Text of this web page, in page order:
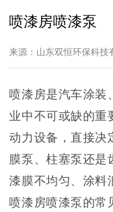
喷漆房喷漆泵
来源：山东双恒环保科技
喷漆房是汽车涂装
业中不可或缺的重
动力设备，直接决
膜泵、柱塞泵还是
漆膜不均匀、涂料
喷漆房喷漆泵的常